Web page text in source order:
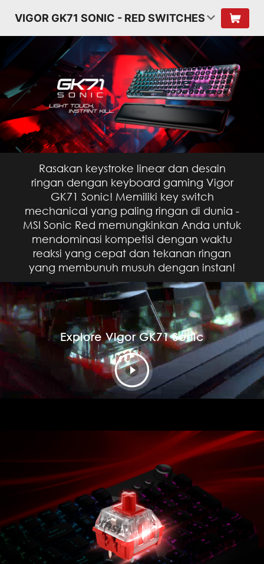
VIGOR GK71 SONIC - RED SWITCHES
Rasakan keystroke linear dan desain
ringan dengan keyboard gaming Vigor
GK71 Sonic! Memiliki key switch
mechanical yang paling ringan di dunia -
MSI Sonic Red memungkinkan Anda untuk
mendominasi kompetisi dengan waktu
reaksi yang cepat dan tekanan ringan
yang membunuh musuh dengan instan!
Explore Vigor GK71 Sonic